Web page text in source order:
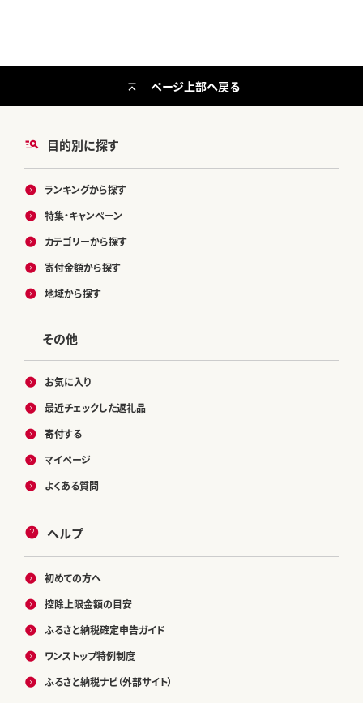
目的別に探す
ランキングから探す
特集・キャンペーン
カテゴリーから探す
寄付金額から探す
地域から探す
その他
お気に入り
最近チェックした返礼品
寄付する
マイページ
よくある質問
ヘルプ
初めての方へ
控除上限金額の目安
ふるさと納税確定申告ガイド
ワンストップ特例制度
ふるさと納税ナビ（外部サイト）
ページ上部へ戻る